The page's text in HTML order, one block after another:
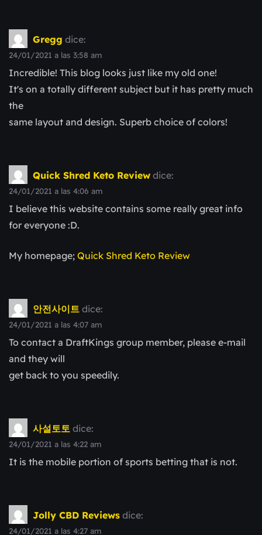
Gregg dice:
24/01/2021 a las 3:58 am
Incredible! This blog looks just like my old one!
It's on a totally different subject but it has pretty much
the
same layout and design. Superb choice of colors!
Quick Shred Keto Review dice:
24/01/2021 a las 4:06 am
I believe this website contains some really great info
for everyone :D.
My homepage; Quick Shred Keto Review
안전사이트 dice:
24/01/2021 a las 4:07 am
To contact a DraftKings group member, please e-mail
and they will
get back to you speedily.
사설토토 dice:
24/01/2021 a las 4:22 am
It is the mobile portion of sports betting that is not.
Jolly CBD Reviews dice:
24/01/2021 a las 4:27 am